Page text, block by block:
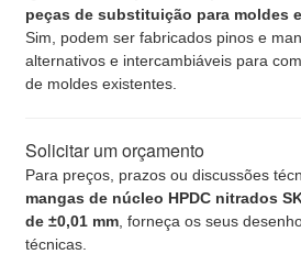
peças de substituição para moldes
Sim, podem ser fabricados pinos e
alternativos e intercambiáveis para
de moldes existentes.
Solicitar um orçamento
Para preços, prazos ou discussões
mangas de núcleo HPDC nitrados
de ±0,01 mm , forneça os seus
técnicas.